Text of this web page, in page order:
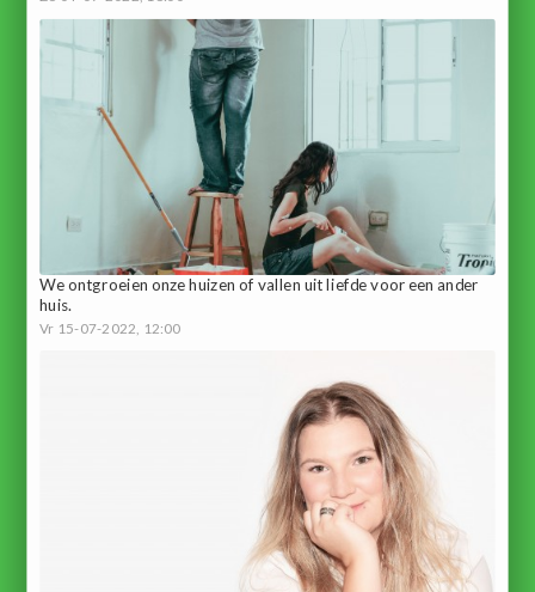
We ontgroeien onze huizen of vallen uit liefde voor een ander
huis.
Vr 15-07-2022, 12:00